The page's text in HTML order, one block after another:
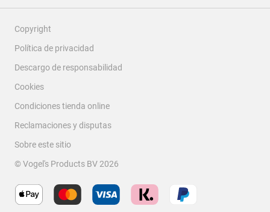
Copyright
Política de privacidad
Descargo de responsabilidad
Cookies
Condiciones tienda online
Reclamaciones y disputas
Sobre este sitio
© Vogel's Products BV2026